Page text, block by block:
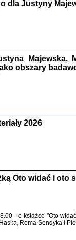
Stanisław Adler,
Warszawa 2018
dla Justyny
Majewska,
obszary
2026
Oto widać i oto
- o książce "Oto
Roma Sendyka i